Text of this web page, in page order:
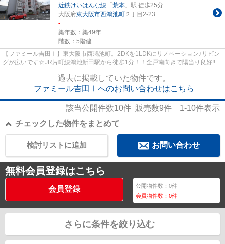
近鉄けいはんな線 「 荒本 」駅 徒歩25分
大阪府東大阪市西鴻池町 ２丁目2-23
-
築年数：築49年
階数：5階建
【ファミール吉田Ⅰ】東大阪市西鴻池町。2DKを1LDKにリノベーション♪リビン
グが広いです☆JR片町線鴻池新田駅から徒歩1分！！全戸南向きで陽当り良好!!
過去に掲載していた物件です。
ファミール吉田Ⅰへのお問い合わせはこちら
該当公開件数10件 販売数9件 1-10件表示
チェックした物件をまとめて
お問い合わせ
検討リストに追加
無料会員登録はこちら
会員登録 公開物件数：0件
会員物件数：0件
さらに条件を絞り込む